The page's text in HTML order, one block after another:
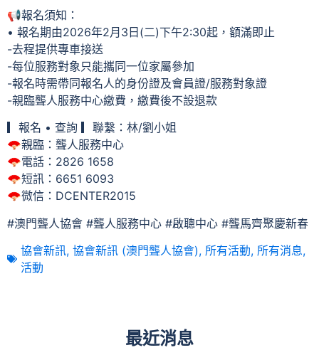
📢報名須知：
•⁠ ⁠報名期由2026年2月3日(二)下午2:30起，額滿即止
-去程提供專車接送
-每位服務對象只能攜同一位家屬參加
-報名時需帶同報名人的身份證及會員證/服務對象證
-親臨聾人服務中心繳費，繳費後不設退款
▎報名 • 查詢 ▎聯繫：林/劉小姐
🪭親臨：聾人服務中心
🪭電話：2826 1658
🪭短訊：6651 6093
🪭微信：DCENTER2015
#澳門聾人協會 #聾人服務中心 #啟聰中心 #聾馬齊聚慶新春
協會新訊, 協會新訊 (澳門聾人協會), 所有活動, 所有消息,
活動
最近消息